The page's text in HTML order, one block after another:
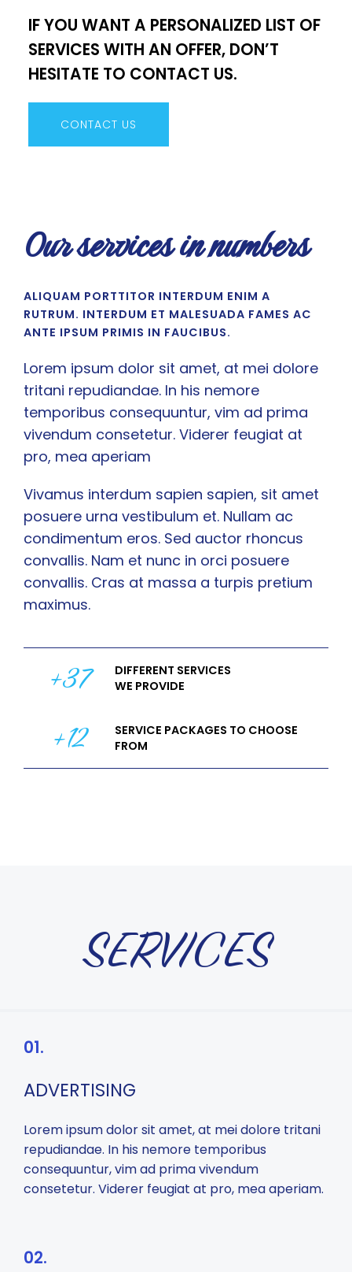
IF YOU WANT A PERSONALIZED LIST OF
SERVICES WITH AN OFFER, DON’T
HESITATE TO CONTACT US.
CONTACT US
Our services in numbers
ALIQUAM PORTTITOR INTERDUM ENIM A
RUTRUM. INTERDUM ET MALESUADA FAMES AC
ANTE IPSUM PRIMIS IN FAUCIBUS.
Lorem ipsum dolor sit amet, at mei dolore
tritani repudiandae. In his nemore
temporibus consequuntur, vim ad prima
vivendum consetetur. Viderer feugiat at
pro, mea aperiam
Vivamus interdum sapien sapien, sit amet
posuere urna vestibulum et. Nullam ac
condimentum eros. Sed auctor rhoncus
convallis. Nam et nunc in orci posuere
convallis. Cras at massa a turpis pretium
maximus.
+37
DIFFERENT SERVICES
WE PROVIDE
+12
SERVICE PACKAGES TO CHOOSE
FROM
SERVICES
01.
ADVERTISING
Lorem ipsum dolor sit amet, at mei dolore tritani
repudiandae. In his nemore temporibus
consequuntur, vim ad prima vivendum
consetetur. Viderer feugiat at pro, mea aperiam.
02.